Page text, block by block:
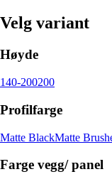
Velg variant
Høyde
140-200200
Profilfarge
Matte BlackMatte
Farge vegg/ panel